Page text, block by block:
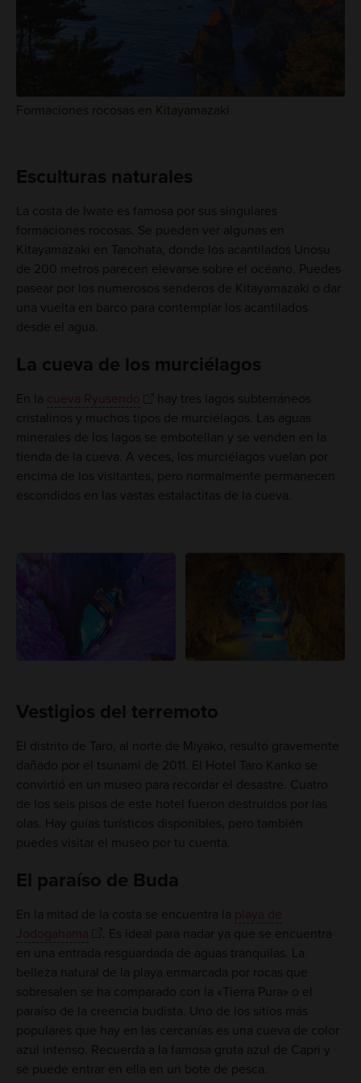
Formaciones rocosas en Kitayamazaki
Esculturas naturales
La costa de Iwate es famosa por sus singulares
formaciones rocosas. Se pueden ver algunas en
Kitayamazaki en Tanohata, donde los acantilados Unosu
de 200 metros parecen elevarse sobre el océano. Puedes
pasear por los numerosos senderos de Kitayamazaki o dar
una vuelta en barco para contemplar los acantilados
desde el agua.
La cueva de los murciélagos
En la cueva Ryusendo
hay tres lagos subterráneos
cristalinos y muchos tipos de murciélagos. Las aguas
minerales de los lagos se embotellan y se venden en la
tienda de la cueva. A veces, los murciélagos vuelan por
encima de los visitantes, pero normalmente permanecen
escondidos en las vastas estalactitas de la cueva.
Vestigios del terremoto
El distrito de Taro, al norte de Miyako, resultó gravemente
dañado por el tsunami de 2011. El Hotel Taro Kanko se
convirtió en un museo para recordar el desastre. Cuatro
de los seis pisos de este hotel fueron destruidos por las
olas. Hay guías turísticos disponibles, pero también
puedes visitar el museo por tu cuenta.
El paraíso de Buda
En la mitad de la costa se encuentra la playa de
Jodogahama
. Es ideal para nadar ya que se encuentra
en una entrada resguardada de aguas tranquilas. La
belleza natural de la playa enmarcada por rocas que
sobresalen se ha comparado con la «Tierra Pura» o el
paraíso de la creencia budista. Uno de los sitios más
populares que hay en las cercanías es una cueva de color
azul intenso. Recuerda a la famosa gruta azul de Capri y
se puede entrar en ella en un bote de pesca.